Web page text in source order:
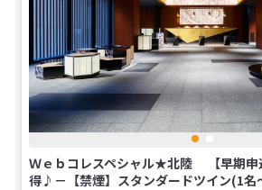
Ｗｅｂコレスペシャル★北陸 【早期申
得♪－【禁煙】スタンダードツイン(1名